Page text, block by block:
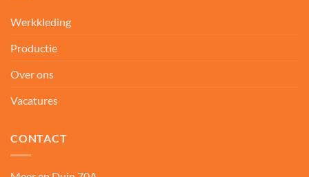
Werkkleding
Productie
Over ons
Vacatures
CONTACT